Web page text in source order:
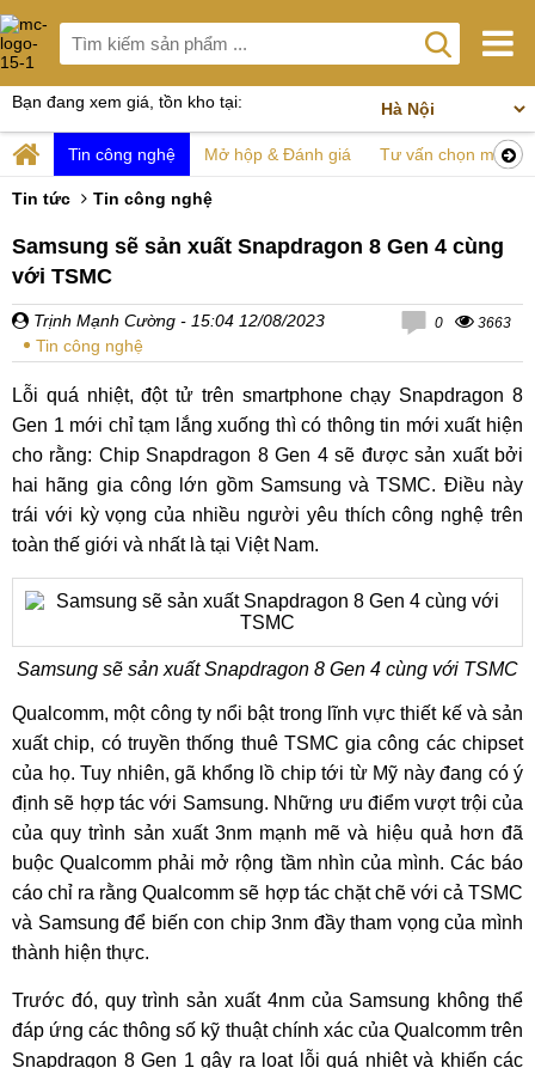
Bạn đang xem giá, tồn kho tại:
Tin công nghệ Mở hộp & Đánh giá Tư vấn chọn mua
Tin tức Tin công nghệ
Samsung sẽ sản xuất Snapdragon 8 Gen 4 cùng
với TSMC
Trịnh Mạnh Cường - 15:04 12/08/2023
Tin công nghệ
0 3663
Lỗi quá nhiệt, đột tử trên smartphone chạy Snapdragon 8
Gen 1 mới chỉ tạm lắng xuống thì có thông tin mới xuất hiện
cho rằng: Chip Snapdragon 8 Gen 4 sẽ được sản xuất bởi
hai hãng gia công lớn gồm Samsung và TSMC. Điều này
trái với kỳ vọng của nhiều người yêu thích công nghệ trên
toàn thế giới và nhất là tại Việt Nam.
Samsung sẽ sản xuất Snapdragon 8 Gen 4 cùng với TSMC
Qualcomm, một công ty nổi bật trong lĩnh vực thiết kế và sản
xuất chip, có truyền thống thuê TSMC gia công các chipset
của họ. Tuy nhiên, gã khổng lồ chip tới từ Mỹ này đang có ý
định sẽ hợp tác với Samsung. Những ưu điểm vượt trội của
của quy trình sản xuất 3nm mạnh mẽ và hiệu quả hơn đã
buộc Qualcomm phải mở rộng tầm nhìn của mình. Các báo
cáo chỉ ra rằng Qualcomm sẽ hợp tác chặt chẽ với cả TSMC
và Samsung để biến con chip 3nm đầy tham vọng của mình
thành hiện thực.
Trước đó, quy trình sản xuất 4nm của Samsung không thể
đáp ứng các thông số kỹ thuật chính xác của Qualcomm trên
Snapdragon 8 Gen 1 gây ra loạt lỗi quá nhiệt và khiến các